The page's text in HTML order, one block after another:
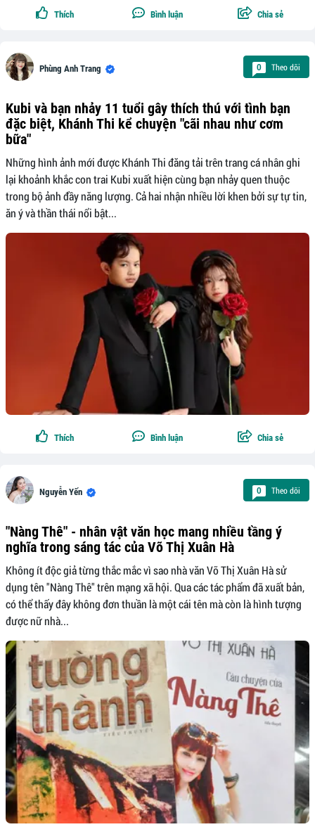
Thích Bình luận Chia sẻ
Phùng Anh Trang 0 Theo dõi
Kubi và bạn nhảy 11 tuổi gây thích thú với tình bạn
đặc biệt, Khánh Thi kể chuyện "cãi nhau như cơm
bữa"
Những hình ảnh mới được Khánh Thi đăng tải trên trang cá nhân ghi
lại khoảnh khắc con trai Kubi xuất hiện cùng bạn nhảy quen thuộc
trong bộ ảnh đầy năng lượng. Cả hai nhận nhiều lời khen bởi sự tự tin,
ăn ý và thần thái nổi bật...
Thích Bình luận Chia sẻ
Nguyễn Yến 0 Theo dõi
"Nàng Thê" - nhân vật văn học mang nhiều tầng ý
nghĩa trong sáng tác của Võ Thị Xuân Hà
Không ít độc giả từng thắc mắc vì sao nhà văn Võ Thị Xuân Hà sử
dụng tên "Nàng Thê" trên mạng xã hội. Qua các tác phẩm đã xuất bản,
có thể thấy đây không đơn thuần là một cái tên mà còn là hình tượng
được nữ nhà...